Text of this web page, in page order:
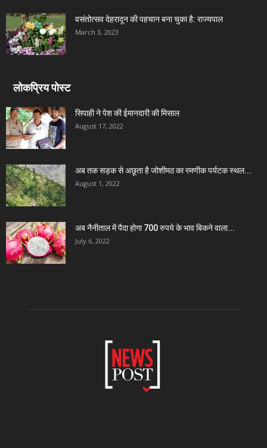
वसंतोत्सव देहरादून की पहचान बना चुका है: राज्यपाल
March 3, 2023
लोकप्रिय पोस्ट
सिपाही ने पेश की ईमानदारी की मिसाल
August 17, 2022
अब तक सड़क से अछूता है जोशीमठ का रमणीक पर्यटक स्थल...
August 1, 2022
अब नैनीताल में पैदा होगा 700 रुपये के भाव बिकने वाला...
July 6, 2022